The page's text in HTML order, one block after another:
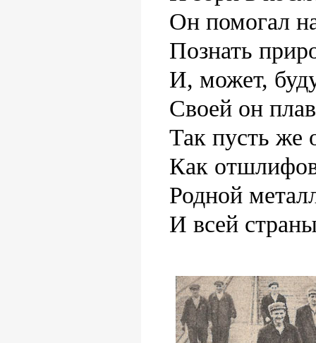
Он помогал
Познать
И, может,
Своей он
Так пусть же
Как
Родной
И всей